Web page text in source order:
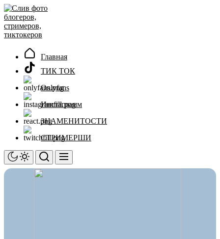
Перейти
к
содержимому
Главная
ТИК ТОК
Onlyfans
Инстаграмм
ЗНАМЕНИТОСТИ
СТРИМЕРШИ